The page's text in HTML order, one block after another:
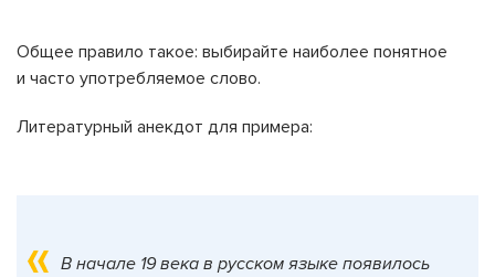
Общее правило такое: выбирайте наиболее понятное
и часто употребляемое слово.
Литературный анекдот для примера:
В начале 19 века в русском языке появилось